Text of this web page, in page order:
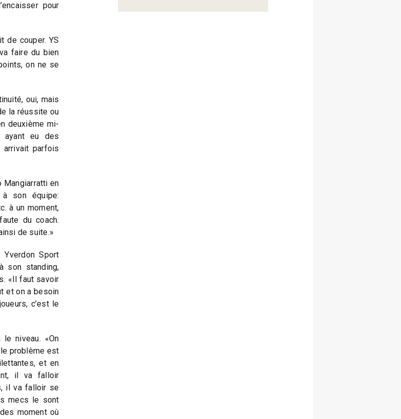
pour
de couper. YS
faire du bien
on ne se
oui, mais
la réussite ou
deuxième mi-
ayant eu des
arrivait parfois
Mangiarratti en
à son équipe:
à un moment,
du coach.
de suite.»
Sport
son standing,
«Il faut savoir
et on a besoin
c’est le
niveau. «On
problème est
et en
il va falloir
il va falloir se
mecs le sont
moment où